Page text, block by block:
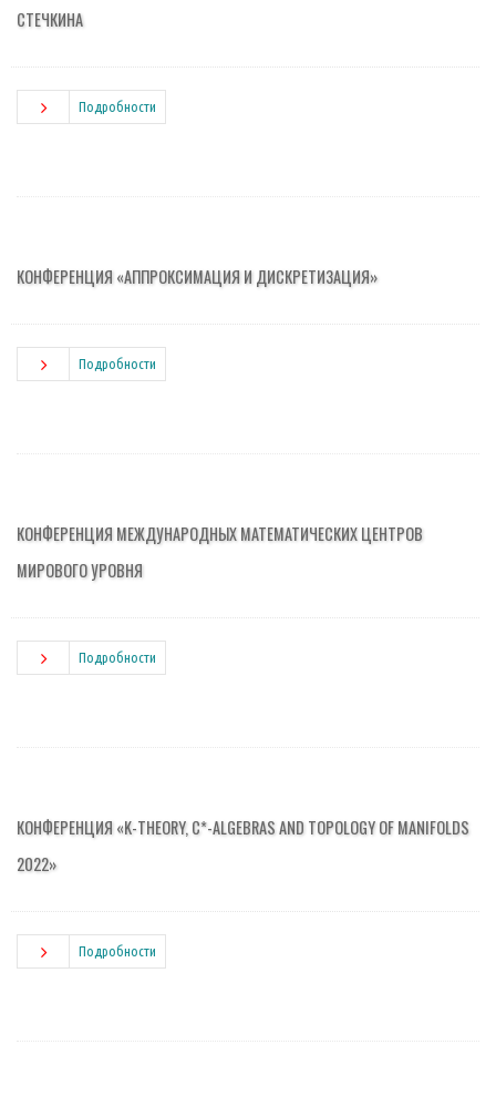
СТЕЧКИНА
Подробности
КОНФЕРЕНЦИЯ «‎АППРОКСИМАЦИЯ И ДИСКРЕТИЗАЦИЯ»
Подробности
КОНФЕРЕНЦИЯ МЕЖДУНАРОДНЫХ МАТЕМАТИЧЕСКИХ ЦЕНТРОВ
МИРОВОГО УРОВНЯ
Подробности
КОНФЕРЕНЦИЯ «K-THEORY, C*-ALGEBRAS AND TOPOLOGY OF MANIFOLDS
2022»
Подробности